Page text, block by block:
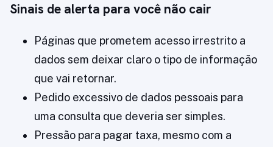
Sinais de alerta para você não cair
Páginas que prometem acesso irrestrito a
dados sem deixar claro o tipo de informação
que vai retornar.
Pedido excessivo de dados pessoais para
uma consulta que deveria ser simples.
Pressão para pagar taxa, mesmo com a